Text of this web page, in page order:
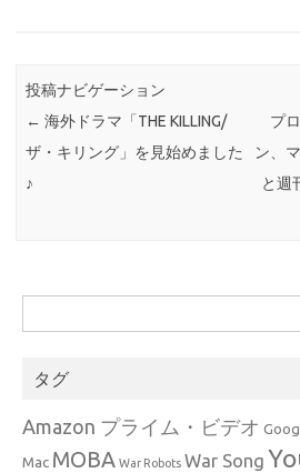
投稿ナビゲーション
← 海外ドラマ「THE KILLING/
ザ・キリング」を見始めました
♪
プ
ン、
と週
索:
タグ
Amazon プライム・ビデオ
Mac MOBA War Robots War Song